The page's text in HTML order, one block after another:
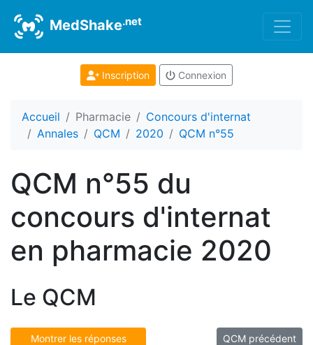
MedShake.net
Inscription Connexion
Accueil Pharmacie
Concours d'internat
Annales
QCM 2020 QCM n°55
QCM n°55 du
concours d'internat
en pharmacie 2020
Le QCM
Montrer les réponses
QCM précédent